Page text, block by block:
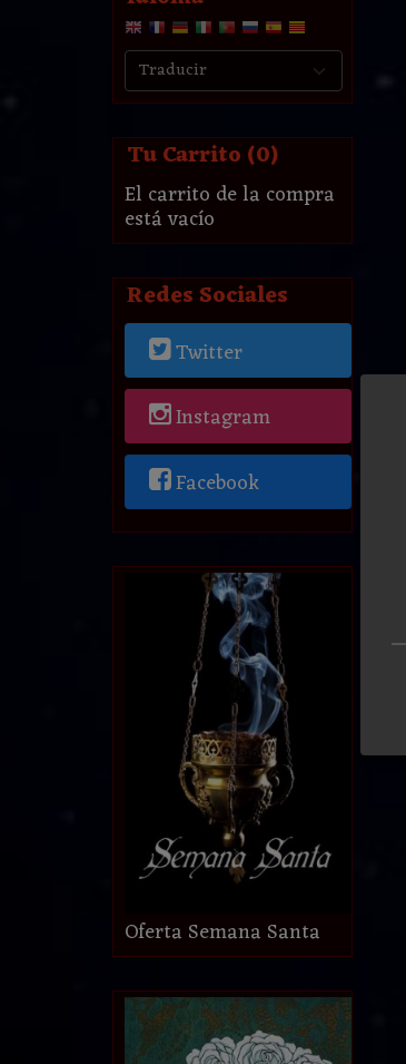
Tu Carrito (0)
El carrito de la compra
está vacío
Redes Sociales
Twitter
Instagram
Facebook
Oferta Semana Santa